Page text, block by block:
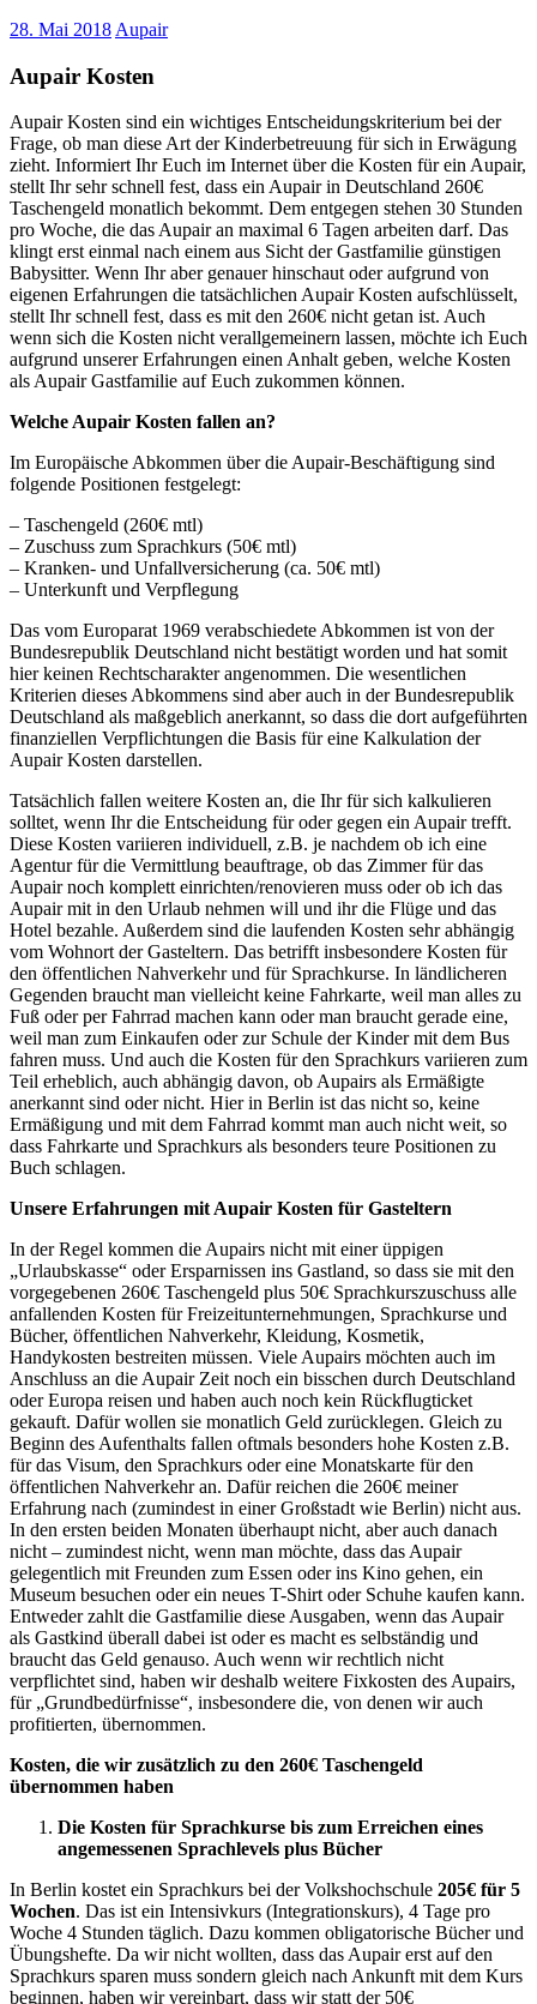
28. Mai 2018 Aupair
Aupair Kosten
Aupair Kosten sind ein wichtiges Entscheidungskriterium bei der
Frage, ob man diese Art der Kinderbetreuung für sich in Erwägung
zieht. Informiert Ihr Euch im Internet über die Kosten für ein Aupair,
stellt Ihr sehr schnell fest, dass ein Aupair in Deutschland 260€
Taschengeld monatlich bekommt. Dem entgegen stehen 30 Stunden
pro Woche, die das Aupair an maximal 6 Tagen arbeiten darf. Das
klingt erst einmal nach einem aus Sicht der Gastfamilie günstigen
Babysitter. Wenn Ihr aber genauer hinschaut oder aufgrund von
eigenen Erfahrungen die tatsächlichen Aupair Kosten aufschlüsselt,
stellt Ihr schnell fest, dass es mit den 260€ nicht getan ist. Auch
wenn sich die Kosten nicht verallgemeinern lassen, möchte ich Euch
aufgrund unserer Erfahrungen einen Anhalt geben, welche Kosten
als Aupair Gastfamilie auf Euch zukommen können.
Welche Aupair Kosten fallen an?
Im Europäische Abkommen über die Aupair-Beschäftigung sind
folgende Positionen festgelegt:
– Taschengeld (260€ mtl)
– Zuschuss zum Sprachkurs (50€ mtl)
– Kranken- und Unfallversicherung (ca. 50€ mtl)
– Unterkunft und Verpflegung
Das vom Europarat 1969 verabschiedete Abkommen ist von der
Bundesrepublik Deutschland nicht bestätigt worden und hat somit
hier keinen Rechtscharakter angenommen. Die wesentlichen
Kriterien dieses Abkommens sind aber auch in der Bundesrepublik
Deutschland als maßgeblich anerkannt, so dass die dort aufgeführten
finanziellen Verpflichtungen die Basis für eine Kalkulation der
Aupair Kosten darstellen.
Tatsächlich fallen weitere Kosten an, die Ihr für sich kalkulieren
solltet, wenn Ihr die Entscheidung für oder gegen ein Aupair trefft.
Diese Kosten variieren individuell, z.B. je nachdem ob ich eine
Agentur für die Vermittlung beauftrage, ob das Zimmer für das
Aupair noch komplett einrichten/renovieren muss oder ob ich das
Aupair mit in den Urlaub nehmen will und ihr die Flüge und das
Hotel bezahle. Außerdem sind die laufenden Kosten sehr abhängig
vom Wohnort der Gasteltern. Das betrifft insbesondere Kosten für
den öffentlichen Nahverkehr und für Sprachkurse. In ländlicheren
Gegenden braucht man vielleicht keine Fahrkarte, weil man alles zu
Fuß oder per Fahrrad machen kann oder man braucht gerade eine,
weil man zum Einkaufen oder zur Schule der Kinder mit dem Bus
fahren muss. Und auch die Kosten für den Sprachkurs variieren zum
Teil erheblich, auch abhängig davon, ob Aupairs als Ermäßigte
anerkannt sind oder nicht. Hier in Berlin ist das nicht so, keine
Ermäßigung und mit dem Fahrrad kommt man auch nicht weit, so
dass Fahrkarte und Sprachkurs als besonders teure Positionen zu
Buch schlagen.
Unsere Erfahrungen mit Aupair Kosten für Gasteltern
In der Regel kommen die Aupairs nicht mit einer üppigen
„Urlaubskasse“ oder Ersparnissen ins Gastland, so dass sie mit den
vorgegebenen 260€ Taschengeld plus 50€ Sprachkurszuschuss alle
anfallenden Kosten für Freizeitunternehmungen, Sprachkurse und
Bücher, öffentlichen Nahverkehr, Kleidung, Kosmetik,
Handykosten bestreiten müssen. Viele Aupairs möchten auch im
Anschluss an die Aupair Zeit noch ein bisschen durch Deutschland
oder Europa reisen und haben auch noch kein Rückflugticket
gekauft. Dafür wollen sie monatlich Geld zurücklegen. Gleich zu
Beginn des Aufenthalts fallen oftmals besonders hohe Kosten z.B.
für das Visum, den Sprachkurs oder eine Monatskarte für den
öffentlichen Nahverkehr an. Dafür reichen die 260€ meiner
Erfahrung nach (zumindest in einer Großstadt wie Berlin) nicht aus.
In den ersten beiden Monaten überhaupt nicht, aber auch danach
nicht – zumindest nicht, wenn man möchte, dass das Aupair
gelegentlich mit Freunden zum Essen oder ins Kino gehen, ein
Museum besuchen oder ein neues T-Shirt oder Schuhe kaufen kann.
Entweder zahlt die Gastfamilie diese Ausgaben, wenn das Aupair
als Gastkind überall dabei ist oder es macht es selbständig und
braucht das Geld genauso. Auch wenn wir rechtlich nicht
verpflichtet sind, haben wir deshalb weitere Fixkosten des Aupairs,
für „Grundbedürfnisse“, insbesondere die, von denen wir auch
profitierten, übernommen.
Kosten, die wir zusätzlich zu den 260€ Taschengeld
übernommen haben
Die Kosten für Sprachkurse bis zum Erreichen eines
angemessenen Sprachlevels plus Bücher
In Berlin kostet ein Sprachkurs bei der Volkshochschule 205€ für 5
Wochen. Das ist ein Intensivkurs (Integrationskurs), 4 Tage pro
Woche 4 Stunden täglich. Dazu kommen obligatorische Bücher und
Übungshefte. Da wir nicht wollten, dass das Aupair erst auf den
Sprachkurs sparen muss sondern gleich nach Ankunft mit dem Kurs
beginnen, haben wir vereinbart, dass wir statt der 50€